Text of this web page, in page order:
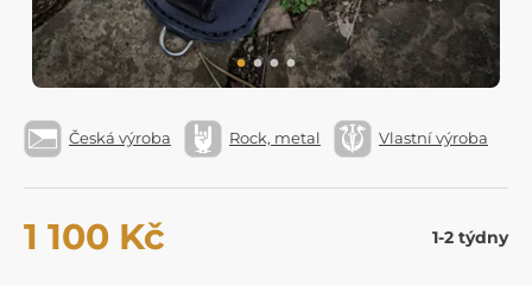
Česká výroba Rock, metal Vlastní výroba
1 100 Kč 1-2 týdny